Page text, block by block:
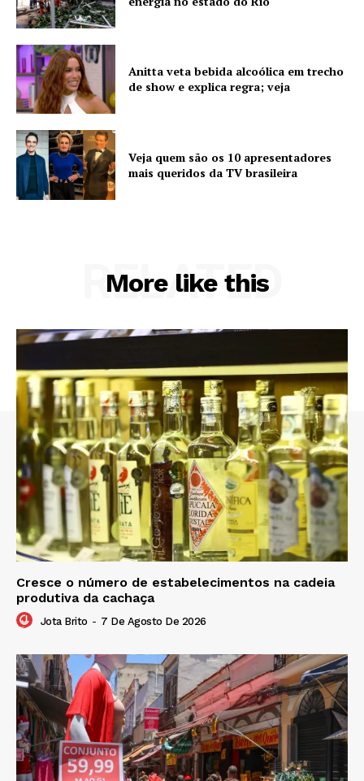
Anitta veta bebida alcoólica em trecho
de show e explica regra; veja
Veja quem são os 10 apresentadores
mais queridos da TV brasileira
More like this
RELATED
Cresce o número de estabelecimentos na cadeia
produtiva da cachaça
Jota Brito - 7 De Agosto De 2026